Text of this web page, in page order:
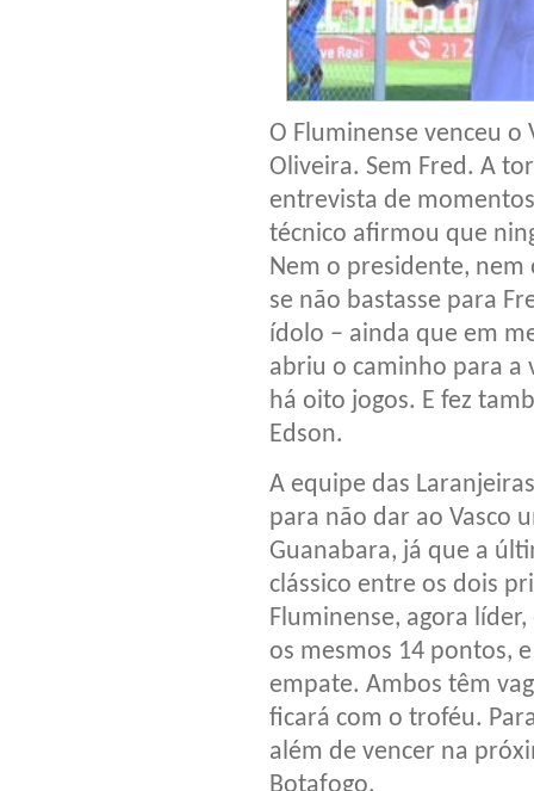
O Fluminense venceu o
Oliveira. Sem Fred. A
entrevista de
técnico afirmou que
Nem o presidente,
se não bastasse para
ídolo – ainda que em
abriu o caminho para a
há oito jogos. E fez
Edson.
A equipe das
para não dar ao Vasco
Guanabara, já que a
clássico entre os dois
Fluminense, agora
os mesmos 14 pontos,
empate. Ambos têm
ficará com o troféu.
além de vencer na
Botafogo.